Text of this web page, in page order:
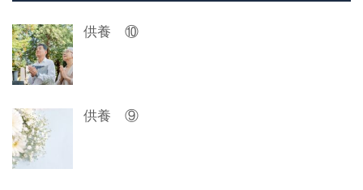
ー
シ
ョ
ン
供養 ⑩
供養 ⑨